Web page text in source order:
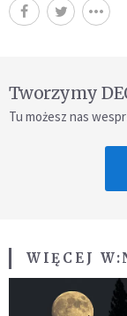
Tworzymy
Tu możesz nas
WIĘCEJ W: